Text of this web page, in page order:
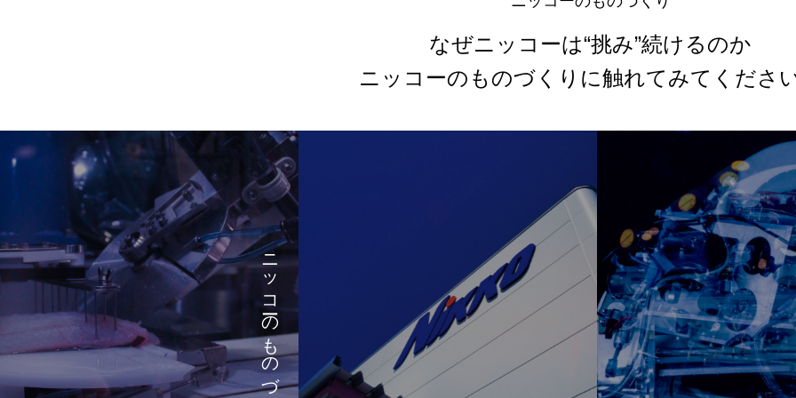
なぜニッコーは“挑み”続けるのか
ニッコーのものづくりに触れてみてくださ
ニッコーのものづくり